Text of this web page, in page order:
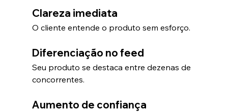
Clareza imediata
O cliente entende o produto sem esforço.
Diferenciação no feed
Seu produto se destaca entre dezenas de
concorrentes.
Aumento de confiança